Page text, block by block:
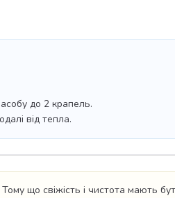
до 2 крапель.
від тепла.
Тому що свіжість і чистота мають